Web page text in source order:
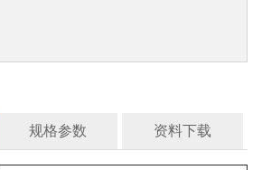
规格参数 资料下载